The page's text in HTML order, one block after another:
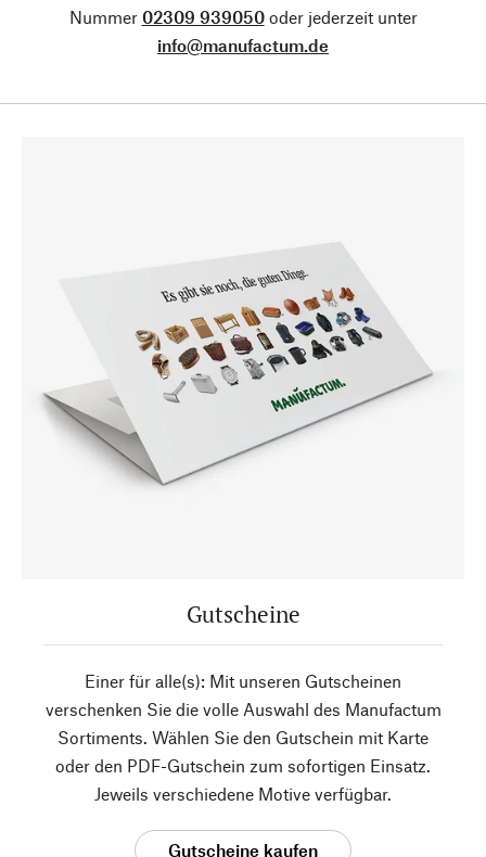
Nummer 02309 939050oder jederzeit unter
info@manufactum.de
Gutscheine
Einer für alle(s): Mit unseren Gutscheinen
verschenken Sie die volle Auswahl des Manufactum
Sortiments. Wählen Sie den Gutschein mit Karte
oder den PDF-Gutschein zum sofortigen Einsatz.
Jeweils verschiedene Motive verfügbar.
Gutscheine kaufen